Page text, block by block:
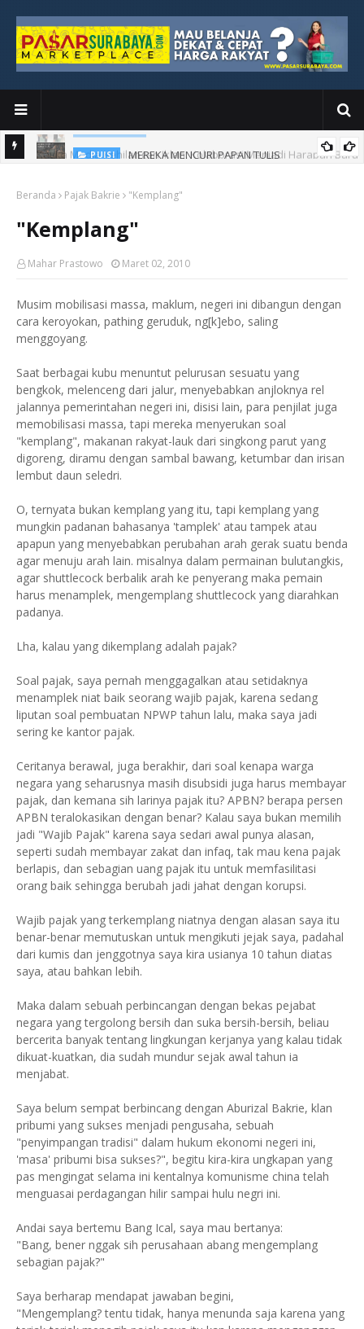
PUISI MEREKA MENCURI PAPAN TULIS
Beranda Pajak Bakrie "Kemplang"
"Kemplang"
Mahar Prastowo Maret 02, 2010
Musim mobilisasi massa, maklum, negeri ini dibangun dengan
cara keroyokan, pathing geruduk, ng[k]ebo, saling
menggoyang.
Saat berbagai kubu menuntut pelurusan sesuatu yang
bengkok, melenceng dari jalur, menyebabkan anjloknya rel
jalannya pemerintahan negeri ini, disisi lain, para penjilat juga
memobilisasi massa, tapi mereka menyerukan soal
"kemplang", makanan rakyat-lauk dari singkong parut yang
digoreng, diramu dengan sambal bawang, ketumbar dan irisan
lembut daun seledri.
O, ternyata bukan kemplang yang itu, tapi kemplang yang
mungkin padanan bahasanya 'tamplek' atau tampek atau
apapun yang menyebabkan perubahan arah gerak suatu benda
agar menuju arah lain. misalnya dalam permainan bulutangkis,
agar shuttlecock berbalik arah ke penyerang maka pemain
harus menamplek, mengemplang shuttlecock yang diarahkan
padanya.
Lha, kalau yang dikemplang adalah pajak?
Soal pajak, saya pernah menggagalkan atau setidaknya
menamplek niat baik seorang wajib pajak, karena sedang
liputan soal pembuatan NPWP tahun lalu, maka saya jadi
sering ke kantor pajak.
Ceritanya berawal, juga berakhir, dari soal kenapa warga
negara yang seharusnya masih disubsidi juga harus membayar
pajak, dan kemana sih larinya pajak itu? APBN? berapa persen
APBN teralokasikan dengan benar? Kalau saya bukan memilih
jadi "Wajib Pajak" karena saya sedari awal punya alasan,
seperti sudah membayar zakat dan infaq, tak mau kena pajak
berlapis, dan sebagian uang pajak itu untuk memfasilitasi
orang baik sehingga berubah jadi jahat dengan korupsi.
Wajib pajak yang terkemplang niatnya dengan alasan saya itu
benar-benar memutuskan untuk mengikuti jejak saya, padahal
dari kumis dan jenggotnya saya kira usianya 10 tahun diatas
saya, atau bahkan lebih.
Maka dalam sebuah perbincangan dengan bekas pejabat
negara yang tergolong bersih dan suka bersih-bersih, beliau
bercerita banyak tentang lingkungan kerjanya yang kalau tidak
dikuat-kuatkan, dia sudah mundur sejak awal tahun ia
menjabat.
Saya belum sempat berbincang dengan Aburizal Bakrie, klan
pribumi yang sukses menjadi pengusaha, sebuah
"penyimpangan tradisi" dalam hukum ekonomi negeri ini,
'masa' pribumi bisa sukses?", begitu kira-kira ungkapan yang
pas mengingat selama ini kentalnya komunisme china telah
menguasai perdagangan hilir sampai hulu negri ini.
Andai saya bertemu Bang Ical, saya mau bertanya:
"Bang, bener nggak sih perusahaan abang mengemplang
sebagian pajak?"
Saya berharap mendapat jawaban begini,
"Mengemplang? tentu tidak, hanya menunda saja karena yang